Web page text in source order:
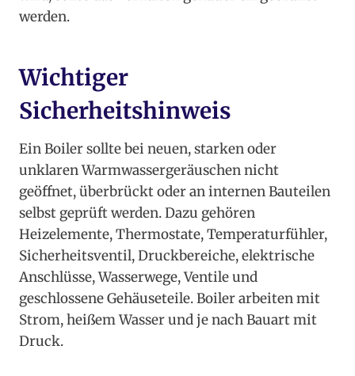
werden.
Wichtiger
Sicherheitshinweis
Ein Boiler sollte bei neuen, starken oder
unklaren Warmwassergeräuschen nicht
geöffnet, überbrückt oder an internen Bauteilen
selbst geprüft werden. Dazu gehören
Heizelemente, Thermostate, Temperaturfühler,
Sicherheitsventil, Druckbereiche, elektrische
Anschlüsse, Wasserwege, Ventile und
geschlossene Gehäuseteile. Boiler arbeiten mit
Strom, heißem Wasser und je nach Bauart mit
Druck.